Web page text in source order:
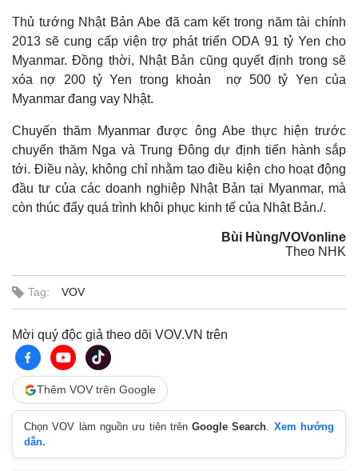
Thế giới
Quan sát
Cuộc sống đó đây
Multimedia
Ảnh
Thủ tướng Nhật Bản Abe đã cam kết trong năm tài chính
2013 sẽ cung cấp viện trợ phát triển ODA 91 tỷ Yen cho
Myanmar. Đồng thời, Nhật Bản cũng quyết định trong sẽ
xóa nợ 200 tỷ Yen trong khoản nợ 500 tỷ Yen của
Myanmar đang vay Nhật.
Chuyến thăm Myanmar được ông Abe thực hiện trước
chuyến thăm Nga và Trung Đông dự định tiến hành sắp
tới. Điều này, không chỉ nhằm tạo điều kiện cho hoạt động
đầu tư của các doanh nghiệp Nhật Bản tại Myanmar, mà
còn thúc đẩy quá trình khôi phục kinh tế của Nhật Bản./.
Bùi Hùng/VOVonline
Theo NHK
Tag: VOV
Mời quý độc giả theo dõi VOV.VN trên
Thêm VOV trên Google
Chọn VOV làm nguồn ưu tiên trênGoogle Search. Xem hướng
dẫn.